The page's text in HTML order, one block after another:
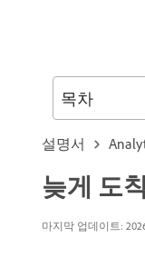
설명서
늦게 도
마지막 업데이트:
목차